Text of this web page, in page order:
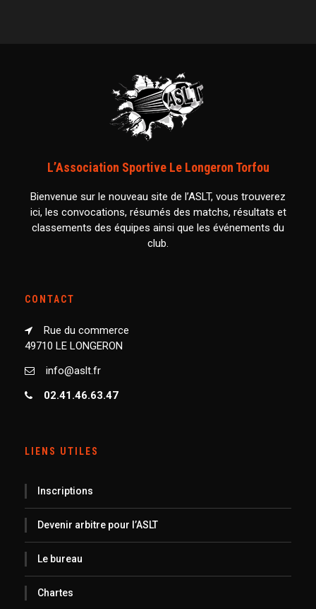
L’Association Sportive Le Longeron Torfou
Bienvenue sur le nouveau site de l’ASLT, vous trouverez
ici, les convocations, résumés des matchs, résultats et
classements des équipes ainsi que les événements du
club.
CONTACT
Rue du commerce
49710 LE LONGERON
info@aslt.fr
02.41.46.63.47
LIENS UTILES
Inscriptions
Devenir arbitre pour l’ASLT
Le bureau
Chartes